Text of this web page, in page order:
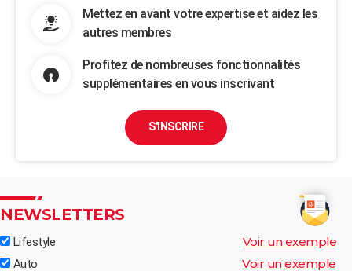
Mettez en avant votre expertise et aidez les
autres membres
Profitez de nombreuses fonctionnalités
supplémentaires en vous inscrivant
S'INSCRIRE
NEWSLETTERS
Lifestyle Voir un exemple
Auto Voir un exemple